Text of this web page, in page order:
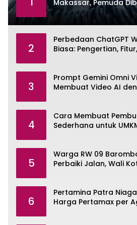
Makassar, Pemuda
2
Perbedaan ChatGPT
Biasa: Pengertian,
3
Prompt Gemini Omni
Membuat Video AI
4
Cara Membuat
Sederhana untuk
5
Warga RW 09
Perbaiki Jalan, Wali
6
Pertamina Patra
Harga Pertamax per